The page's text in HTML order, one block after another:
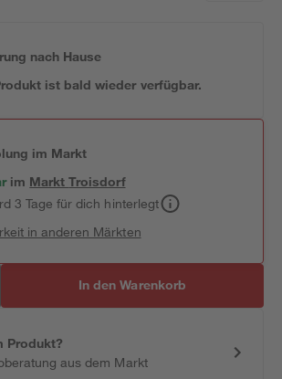
nach Hause
ist bald wieder verfügbar.
im Markt
im MarktTroisdorf
3 Tage für dich hinterlegt
in anderen Märkten
In den Warenkorb
Produkt?
aus dem Markt